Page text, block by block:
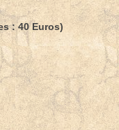
: 40 Euros)